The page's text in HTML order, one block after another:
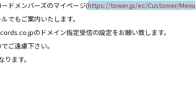
ドメンバーズのマイページ(https://tower.jp/ec/Customer/Menu
でもご案内いたします。
のドメイン指定受信の設定をお願い致します。
ご遠慮下さい。
ます。